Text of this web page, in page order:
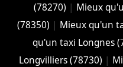
(78270) | Mieux
(78350) | Mieux qu'un
qu'un taxi Longnes
Longvilliers (78730) |